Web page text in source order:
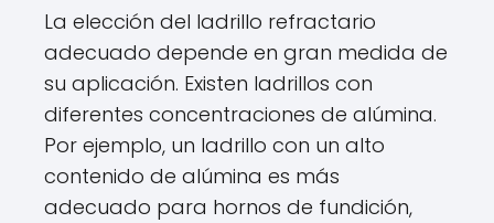
La elección del ladrillo refractario
adecuado depende en gran medida de
su aplicación. Existen ladrillos con
diferentes concentraciones de alúmina.
Por ejemplo, un ladrillo con un alto
contenido de alúmina es más
adecuado para hornos de fundición,